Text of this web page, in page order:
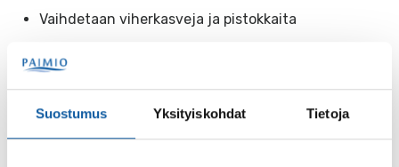
Suostumus Yksityiskohdat Tietoja
Vaihdetaan viherkasveja ja pistokkaita
Tehdään kasvomaalauksia
Mahdollisuus ottaa itsestään studiokuva
unelmastudiossa